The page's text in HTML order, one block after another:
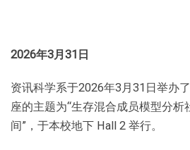
2026年3月31日
资讯科学系于2026年3月31日举办
座的主题为“生存混合成员模型分
间”，于本校地下 Hall 2 举行。